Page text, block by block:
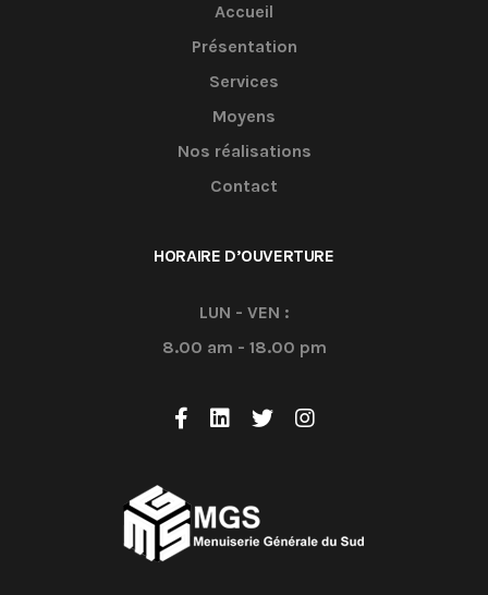
Accueil
Présentation
Services
Moyens
Nos réalisations
Contact
HORAIRE D’OUVERTURE
LUN - VEN :
8.00 am - 18.00 pm